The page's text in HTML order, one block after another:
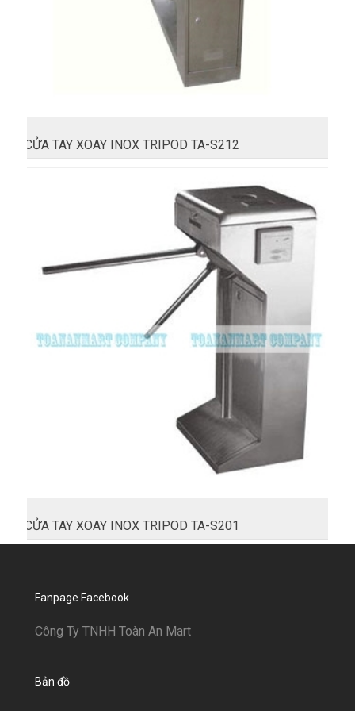
CỬA TAY XOAY INOX TRIPOD TA-S212
CỬA TAY XOAY INOX TRIPOD TA-S201
Fanpage Facebook
Công Ty TNHH Toàn An Mart
Bản đồ